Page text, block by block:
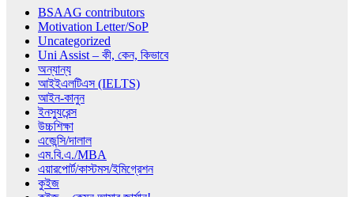
BSAAG contributors
Motivation Letter/SoP
Uncategorized
Uni Assist – কী, কেন, কিভাবে
অন্যান্য
আইইএলটিএস (IELTS)
আইন-কানুন
ইনস্যুরেন্স
উচ্চশিক্ষা
এজেন্সি/দালাল
এম.বি.এ./MBA
এয়ারপোর্ট/কাস্টমস/ইমিগ্রেশন
কুইজ